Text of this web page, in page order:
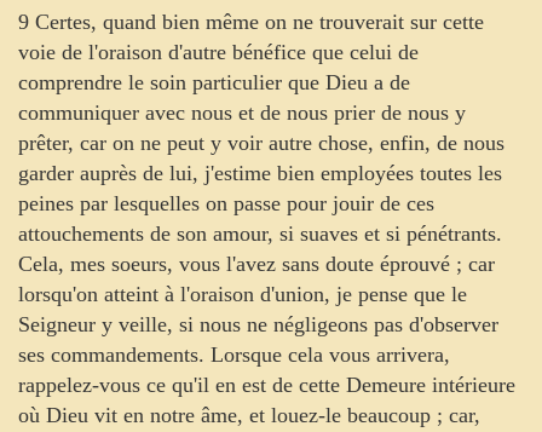
9 Certes, quand bien même on ne trouverait sur cette
voie de l'oraison d'autre bénéfice que celui de
comprendre le soin particulier que Dieu a de
communiquer avec nous et de nous prier de nous y
prêter, car on ne peut y voir autre chose, enfin, de nous
garder auprès de lui, j'estime bien employées toutes les
peines par lesquelles on passe pour jouir de ces
attouchements de son amour, si suaves et si pénétrants.
Cela, mes soeurs, vous l'avez sans doute éprouvé ; car
lorsqu'on atteint à l'oraison d'union, je pense que le
Seigneur y veille, si nous ne négligeons pas d'observer
ses commandements. Lorsque cela vous arrivera,
rappelez-vous ce qu'il en est de cette Demeure intérieure
où Dieu vit en notre âme, et louez-le beaucoup ; car,